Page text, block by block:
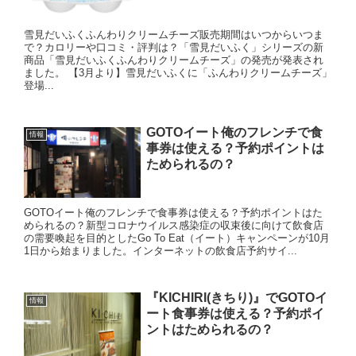
雪見だいふくふんわりクリームチーズ販売期間はいつからいつま
で？カロリーや口コミ・評判は？「雪見だいふく」シリーズの新
商品「雪見だいふくふんわりクリームチーズ」の発売が発表され
ました。 【3月より】雪見だいふくに「ふんわりクリームチーズ」
登場...
情報
GOTOイート俺のフレンチで食
事券は使える？予約ポイントは
ためられるの？
GOTOイート俺のフレンチで食事券は使える？予約ポイントはた
められるの？新型コロナウイルス感染症の収束後に向けて飲食店
の需要喚起を目的としたGo To Eat（イート）キャンペーンが10月
1日から始まりました。インターネットの飲食店予約サイ...
情報
『KICHIRI(きちり)』でGOTOイ
ート食事券は使える？予約ポイ
ントはためられるの？